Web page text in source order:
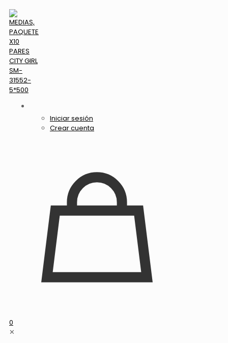
Iniciar sesión
Crear cuenta
0
✕